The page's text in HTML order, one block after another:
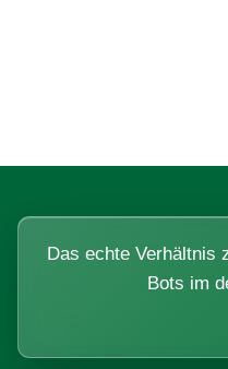
Das echte Verhältnis
Bots im